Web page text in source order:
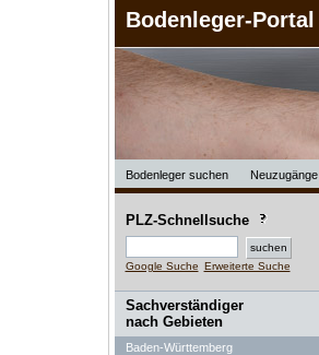
Bodenleger-Portal
Bodenleger suchen Neuzugänge
PLZ-Schnellsuche
Google Suche Erweiterte Suche
Sachverständiger
nach Gebieten
Baden-Württemberg